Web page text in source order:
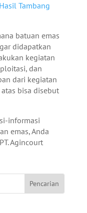
Tambang
batuan emas
didapatkan
kegiatan
dan
dari kegiatan
bisa disebut
informasi
emas, Anda
Agincourt